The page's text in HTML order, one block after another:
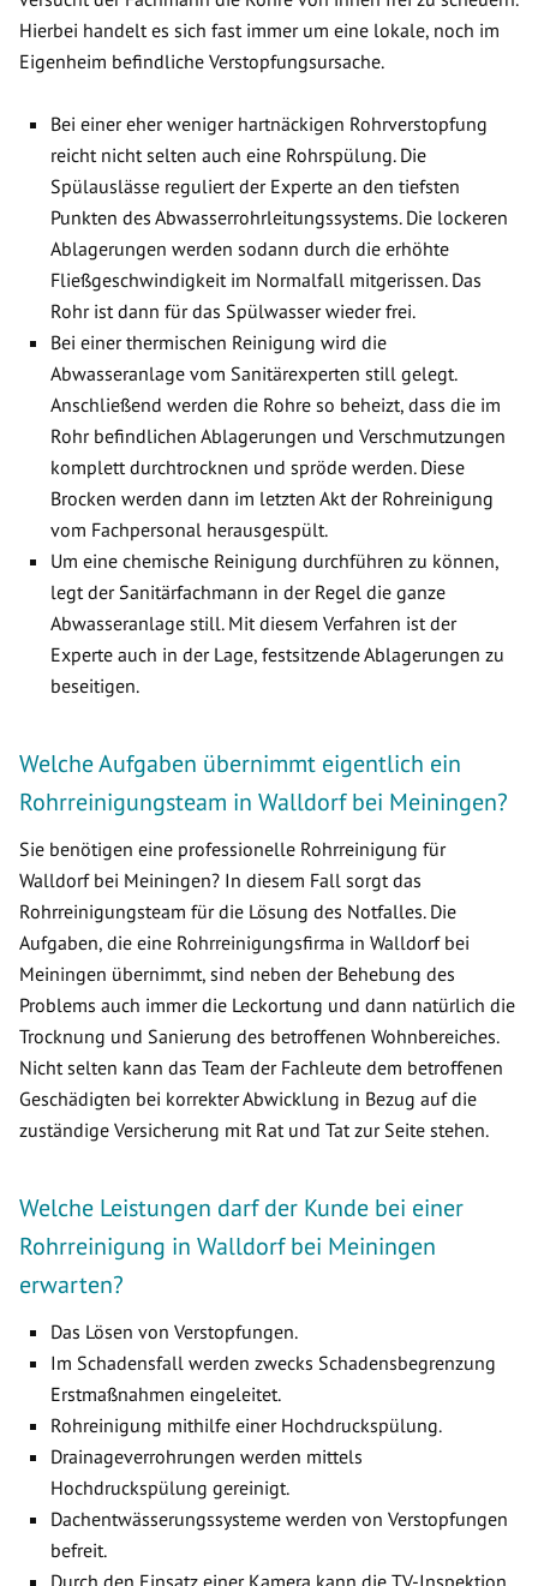
Hierbei handelt es sich fast immer um eine lokale, noch im
Eigenheim befindliche Verstopfungsursache.
Bei einer eher weniger hartnäckigen Rohrverstopfung
reicht nicht selten auch eine Rohrspülung. Die
Spülauslässe reguliert der Experte an den tiefsten
Punkten des Abwasserrohrleitungssystems. Die lockeren
Ablagerungen werden sodann durch die erhöhte
Fließgeschwindigkeit im Normalfall mitgerissen. Das
Rohr ist dann für das Spülwasser wieder frei.
Bei einer thermischen Reinigung wird die
Abwasseranlage vom Sanitärexperten still gelegt.
Anschließend werden die Rohre so beheizt, dass die im
Rohr befindlichen Ablagerungen und Verschmutzungen
komplett durchtrocknen und spröde werden. Diese
Brocken werden dann im letzten Akt der Rohreinigung
vom Fachpersonal herausgespült.
Um eine chemische Reinigung durchführen zu können,
legt der Sanitärfachmann in der Regel die ganze
Abwasseranlage still. Mit diesem Verfahren ist der
Experte auch in der Lage, festsitzende Ablagerungen zu
beseitigen.
Welche Aufgaben übernimmt eigentlich ein
Rohrreinigungsteam in Walldorf bei Meiningen?
Sie benötigen eine professionelle Rohrreinigung für
Walldorf bei Meiningen? In diesem Fall sorgt das
Rohrreinigungsteam für die Lösung des Notfalles. Die
Aufgaben, die eine Rohrreinigungsfirma in Walldorf bei
Meiningen übernimmt, sind neben der Behebung des
Problems auch immer die Leckortung und dann natürlich die
Trocknung und Sanierung des betroffenen Wohnbereiches.
Nicht selten kann das Team der Fachleute dem betroffenen
Geschädigten bei korrekter Abwicklung in Bezug auf die
zuständige Versicherung mit Rat und Tat zur Seite stehen.
Welche Leistungen darf der Kunde bei einer
Rohrreinigung in Walldorf bei Meiningen
erwarten?
Das Lösen von Verstopfungen.
Im Schadensfall werden zwecks Schadensbegrenzung
Erstmaßnahmen eingeleitet.
Rohreinigung mithilfe einer Hochdruckspülung.
Drainageverrohrungen werden mittels
Hochdruckspülung gereinigt.
Dachentwässerungssysteme werden von Verstopfungen
befreit.